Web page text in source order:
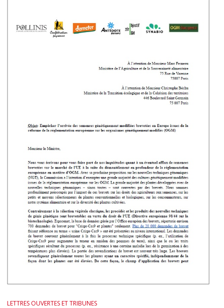
LETTRES OUVERTES ET TRIBUNES